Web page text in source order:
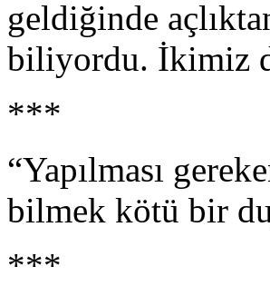
geldiğinde
biliyordu. İkimiz
***
“Yapılması
bilmek kötü bir
***